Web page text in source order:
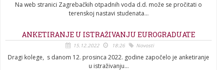
Na web stranici Zagrebačkih otpadnih voda d.d. može se pročitati o
terenskoj nastavi studenata...
ANKETIRANJE U ISTRAŽIVANJU EUROGRADUATE
15.12.2022 18:26 Novosti
Dragi kolege, s danom 12. prosinca 2022. godine započelo je anketiranje
u istraživanju...